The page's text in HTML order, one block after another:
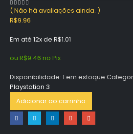
0 out of 5
( Não há avaliações ainda. )
R$9.96
Em até 12x de R$1.01
ou R$9.46 no Pix
Disponibilidade: 1 em estoque
Playstation 3
Adicionar ao carrinho